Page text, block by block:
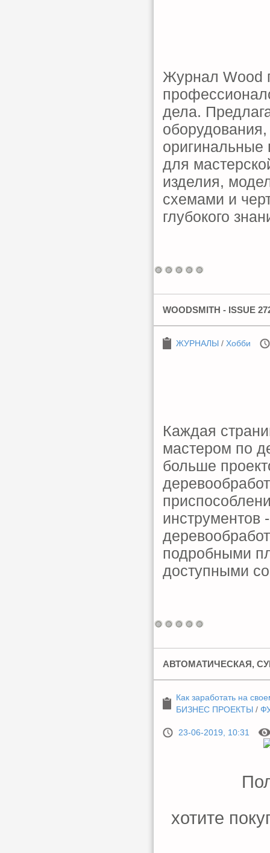
Журнал Wood
дела.
оригинальные
для
изделия,
схемами и
глубокого
WOODSMITH - ISSUE
ЖУРНАЛЫ / Хобби
Каждая
мастером по
больше
инструментов
подробными
доступными
АВТОМАТИЧЕСКАЯ,
Как заработать на
БИЗНЕС ПРОЕКТЫ /
23-06-2019, 10:31
хотите